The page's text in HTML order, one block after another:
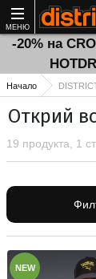
МЕНЮ
-20% на
Начало
Открий
19 продукта, 1
NEW